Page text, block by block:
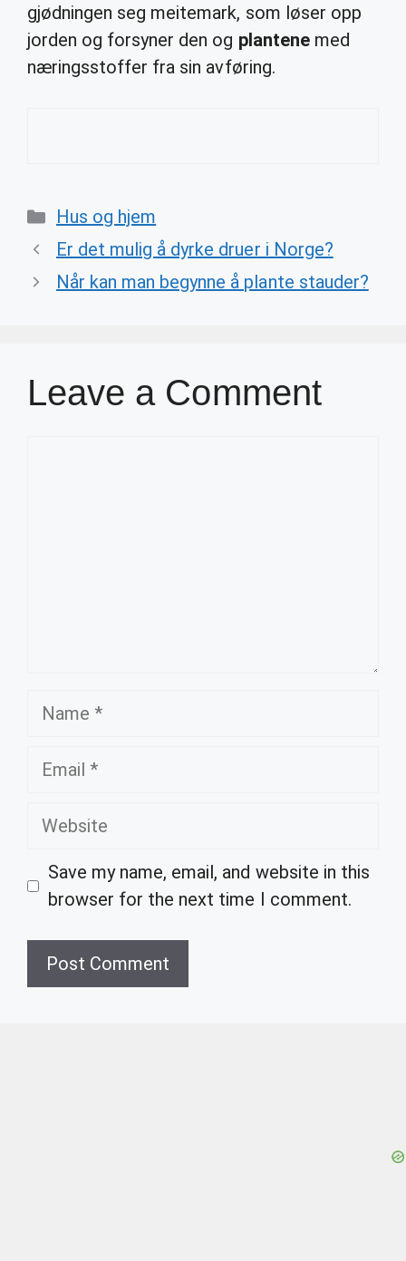
gjødningen seg meitemark, som løser opp
jorden og forsyner den og plantenemed
næringsstoffer fra sin avføring.
Categories
Hus og hjem
Er det mulig å dyrke druer i Norge?
Når kan man begynne å plante stauder?
Leave a Comment
Name
Email
Website
Save my name, email, and website in this
browser for the next time I comment.